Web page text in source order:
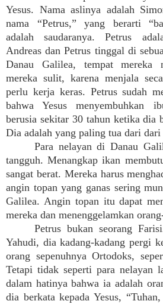
Yesus. Nama aslinya adalah
nama “Petrus,” yang berarti
adalah saudaranya. Petrus
Andreas dan Petrus tinggal di
Danau Galilea, tempat mereka
mereka sulit, karena menjala
perlu kerja keras. Petrus sudah
bahwa Yesus menyembuhkan
berusia sekitar 30 tahun ketika dia
Dia adalah yang paling tua dari
Para nelayan di Danau
tangguh. Menangkap ikan
sangat berat. Mereka harus
angin topan yang ganas sering
Galilea. Angin topan itu dapat
mereka dan menenggelamkan
Petrus bukan seorang
Yahudi, dia kadang-kadang pergi
orang sepenuhnya Ortodoks,
Tetapi tidak seperti para nelayan
dalam hatinya bahwa ia adalah
dia berkata kepada Yesus,